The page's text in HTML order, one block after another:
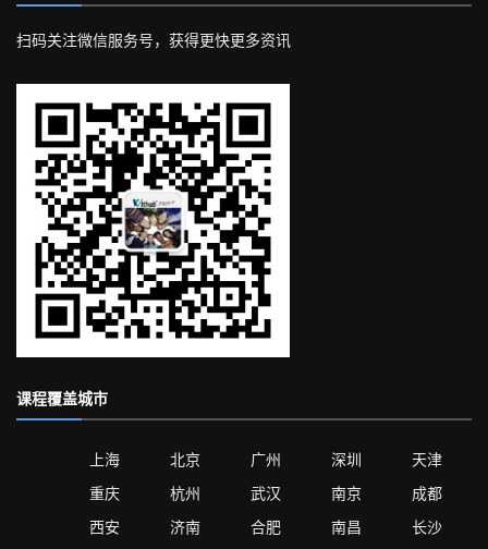
扫码关注微信服务号，获得更快更多资讯
课程覆盖城市
上海 北京 广州 深圳
天津
重庆
杭州 武汉 南京
成都
西安
济南 合肥 南昌 长沙